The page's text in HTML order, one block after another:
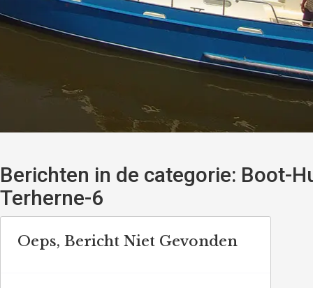
Berichten in de categorie: Boot-
Terherne-6
Oeps, Bericht Niet Gevonden